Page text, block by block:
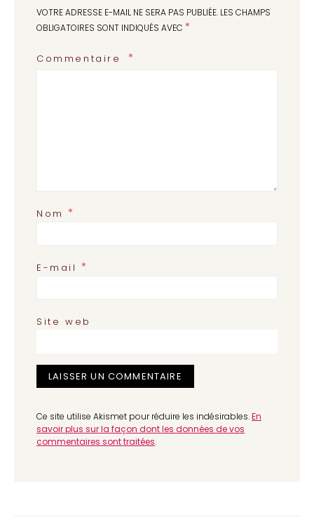
VOTRE ADRESSE E-MAIL NE SERA PAS PUBLIÉE. LES CHAMPS
OBLIGATOIRES SONT INDIQUÉS AVEC *
Commentaire
Nom*
E-mail*
Site web
Ce site utilise Akismet pour réduire les indésirables.En
savoir plus sur la façon dont les données de vos
commentaires sont traitées.